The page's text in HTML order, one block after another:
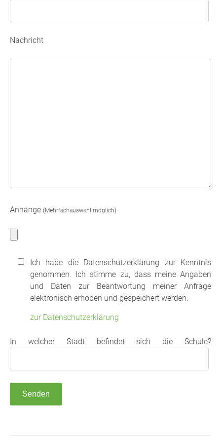
Nachricht
Anhänge (Mehrfachauswahl möglich)
Ich habe die Datenschutzerklärung zur Kenntnis
genommen. Ich stimme zu, dass meine Angaben
und Daten zur Beantwortung meiner Anfrage
elektronisch erhoben und gespeichert werden.
zur Datenschutzerklärung
In welcher Stadt befindet sich die Schule?